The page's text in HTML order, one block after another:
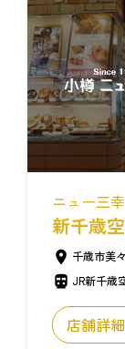
ニュー三幸
新千歳
千歳市美
JR新千歳
店舗詳